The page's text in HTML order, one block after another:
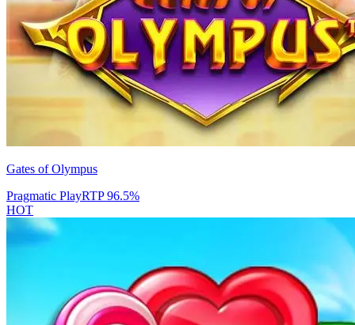
Gates of Olympus
Pragmatic PlayRTP96.5%
HOT